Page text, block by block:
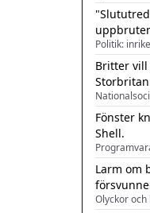
Politik:
Britter
Fönster
Shell.
Larm om
Olyckor